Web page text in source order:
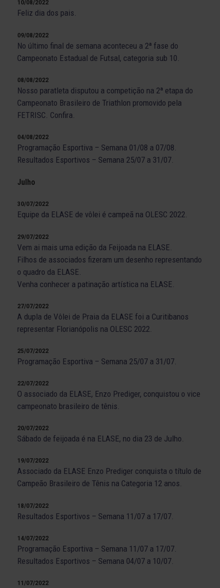
10/08/2022
Feliz dia dos pais.
09/08/2022
No último final de semana aconteceu a 2ª fase do
Campeonato Estadual de Futsal, categoria sub 10.
08/08/2022
Nosso paratleta disputou a competição na 2ª etapa do
Campeonato Brasileiro de Triathlon promovido pela
FETRISC. Confira.
04/08/2022
Programação Esportiva – Semana 01/08 a 07/08.
Resultados Esportivos – Semana 25/07 a 31/07.
Julho
30/07/2022
Equipe da ELASE de vôlei é campeã na OLESC 2022.
29/07/2022
Vem ai mais uma edição da Feijoada na ELASE.
Filhos de associados fizeram um desenho representando
o quadro da ELASE.
Venha conhecer a patinação artística na ELASE.
27/07/2022
A dupla de Vôlei de Praia da ELASE foi a Curitibanos
representar Florianópolis na OLESC 2022.
25/07/2022
Programação Esportiva – Semana 25/07 a 31/07.
22/07/2022
O associado da ELASE, Enzo Prediger, conquistou o vice
campeonato brasileiro de tênis.
20/07/2022
Sábado de feijoada é na ELASE, no dia 23 de Julho.
19/07/2022
Associado da ELASE Enzo Prediger conquista o título de
Campeão Brasileiro de Tênis na Categoria 12 anos.
18/07/2022
Resultados Esportivos – Semana 11/07 a 17/07.
14/07/2022
Programação Esportiva – Semana 11/07 a 17/07.
Resultados Esportivos – Semana 04/07 a 10/07.
11/07/2022